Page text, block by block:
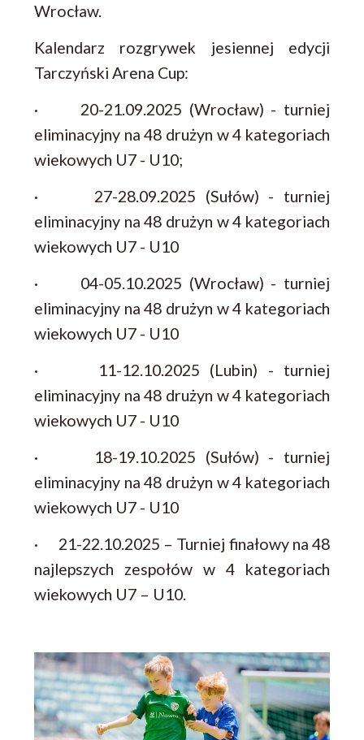
Wrocław.
Kalendarz rozgrywek jesiennej edycji
Tarczyński Arena Cup:
· 20-21.09.2025 (Wrocław) - turniej
eliminacyjny na 48 drużyn w 4 kategoriach
wiekowych U7 - U10;
· 27-28.09.2025 (Sułów) - turniej
eliminacyjny na 48 drużyn w 4 kategoriach
wiekowych U7 - U10
· 04-05.10.2025 (Wrocław) - turniej
eliminacyjny na 48 drużyn w 4 kategoriach
wiekowych U7 - U10
· 11-12.10.2025 (Lubin) - turniej
eliminacyjny na 48 drużyn w 4 kategoriach
wiekowych U7 - U10
· 18-19.10.2025 (Sułów) - turniej
eliminacyjny na 48 drużyn w 4 kategoriach
wiekowych U7 - U10
· 21-22.10.2025 – Turniej finałowy na 48
najlepszych zespołów w 4 kategoriach
wiekowych U7 – U10.